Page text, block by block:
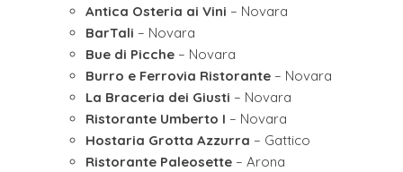
Antica Osteria ai Vini – Novara
BarTali – Novara
Bue di Picche – Novara
Burro e Ferrovia Ristorante – Novara
La Braceria dei Giusti – Novara
Ristorante Umberto I – Novara
Hostaria Grotta Azzurra – Gattico
Ristorante Paleosette – Arona